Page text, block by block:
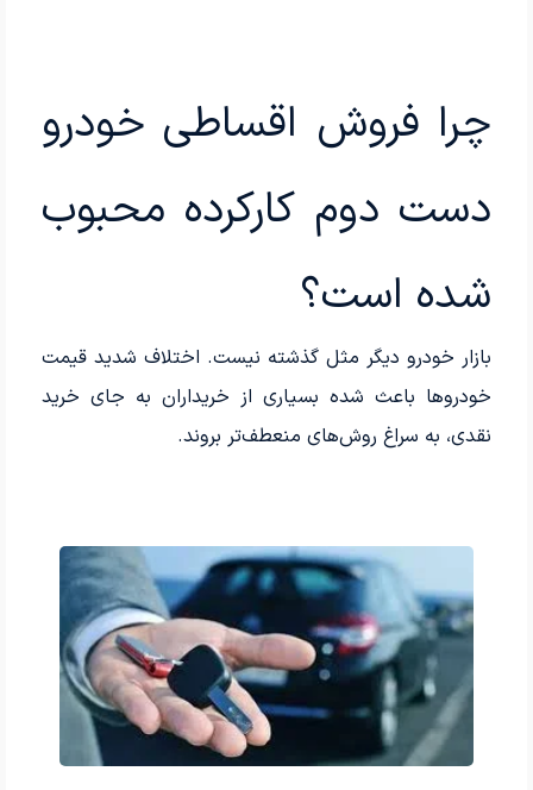
چرا فروش اقساطی خودرو
دست دوم کارکرده محبوب
شده است؟
بازار خودرو دیگر مثل گذشته نیست. اختلاف شدید قیمت
خودروها باعث شده بسیاری از خریداران به جای خرید
نقدی، به سراغ روش‌های منعطف‌تر بروند.